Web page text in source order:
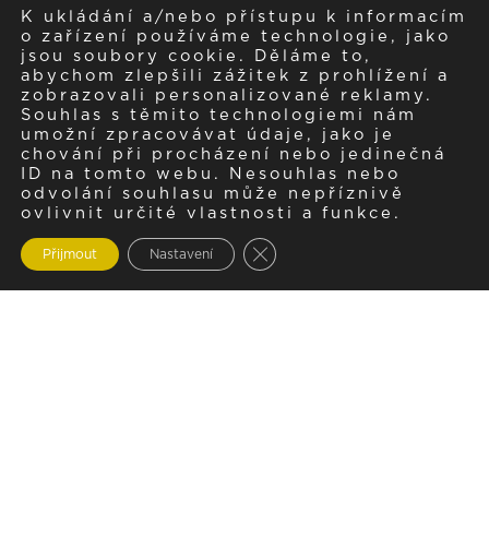
K ukládání a/nebo přístupu k informacím
o zařízení používáme technologie, jako
jsou soubory cookie. Děláme to,
abychom zlepšili zážitek z prohlížení a
zobrazovali personalizované reklamy.
Souhlas s těmito technologiemi nám
umožní zpracovávat údaje, jako je
chování při procházení nebo jedinečná
ID na tomto webu. Nesouhlas nebo
odvolání souhlasu může nepříznivě
ovlivnit určité vlastnosti a funkce.
Přijmout Nastavení Zavřít cookie lištu GDPR